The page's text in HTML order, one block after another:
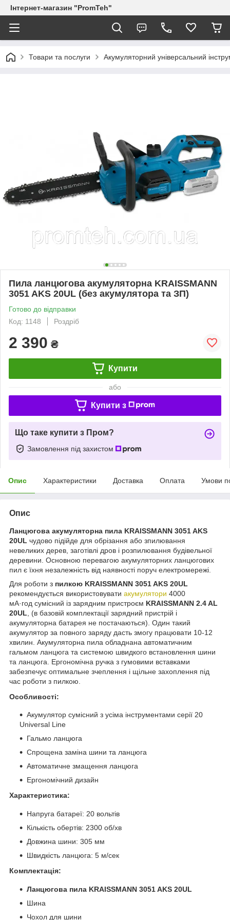
Інтернет-магазин "PromTeh"
Товари та послуги Акумуляторний універсальний
Пила ланцюгова акумуляторна KRAISSMANN
3051 AKS 20UL (без акумулятора та ЗП)
Готово до відправки
Код: 1148
Роздріб
2 390 ₴
Купити
або
Купити з
Що таке купити з Пром?
Замовлення під захистом
Опис Характеристики Доставка Оплата Умови
Опис
Ланцюгова акумуляторна пила KRAISSMANN 3051 AKS
20UL чудово підійде для обрізання або зпилювання
невеликих дерев, заготівлі дров і розпилювання будівельної
деревини. Основною перевагою акумуляторних ланцюгових
пил є їхня незалежність від наявності поруч електромережі.
Для роботи з пилкою KRAISSMANN 3051 AKS 20UL
рекомендується використовувати акумулятори 4000
мА·год сумісний із зарядним пристроєм KRAISSMANN 2.4 AL
20UL , (в базовій комплектації зарядний пристрій і
акумуляторна батарея не постачаються). Один такий
акумулятор за повного заряду дасть змогу працювати 10-12
хвилин. Акумуляторна пила обладнана автоматичним
гальмом ланцюга та системою швидкого встановлення шини
та ланцюга. Ергономічна ручка з гумовими вставками
забезпечує оптимальне зчеплення і щільне захоплення під
час роботи з пилкою.
Особливості:
Акумулятор сумісний з усіма інструментами серії 20
Universal Line
Гальмо ланцюга
Спрощена заміна шини та ланцюга
Автоматичне змащення ланцюга
Ергономічний дизайн
Характеристика:
Напруга батареї: 20 вольтів
Кількість обертів: 2300 об/хв
Довжина шини: 305 мм
Швидкість ланцюга: 5 м/сек
Комплектація:
Ланцюгова пила KRAISSMANN 3051 AKS 20UL
Шина
Чохол для шини